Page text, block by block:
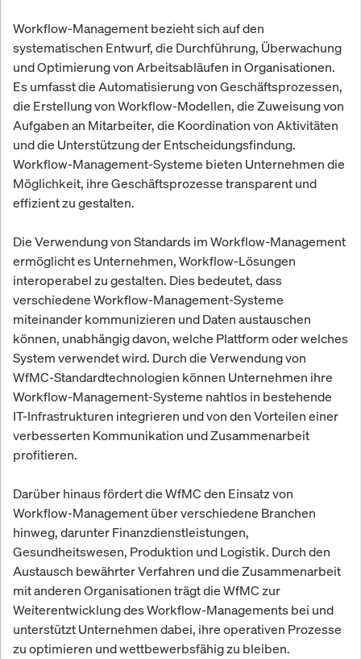
Workflow-Management bezieht sich auf den
systematischen Entwurf, die Durchführung, Überwachung
und Optimierung von Arbeitsabläufen in Organisationen.
Es umfasst die Automatisierung von Geschäftsprozessen,
die Erstellung von Workflow-Modellen, die Zuweisung von
Aufgaben an Mitarbeiter, die Koordination von Aktivitäten
und die Unterstützung der Entscheidungsfindung.
Workflow-Management-Systeme bieten Unternehmen die
Möglichkeit, ihre Geschäftsprozesse transparent und
effizient zu gestalten.
Die Verwendung von Standards im Workflow-Management
ermöglicht es Unternehmen, Workflow-Lösungen
interoperabel zu gestalten. Dies bedeutet, dass
verschiedene Workflow-Management-Systeme
miteinander kommunizieren und Daten austauschen
können, unabhängig davon, welche Plattform oder welches
System verwendet wird. Durch die Verwendung von
WfMC-Standardtechnologien können Unternehmen ihre
Workflow-Management-Systeme nahtlos in bestehende
IT-Infrastrukturen integrieren und von den Vorteilen einer
verbesserten Kommunikation und Zusammenarbeit
profitieren.
Darüber hinaus fördert die WfMC den Einsatz von
Workflow-Management über verschiedene Branchen
hinweg, darunter Finanzdienstleistungen,
Gesundheitswesen, Produktion und Logistik. Durch den
Austausch bewährter Verfahren und die Zusammenarbeit
mit anderen Organisationen trägt die WfMC zur
Weiterentwicklung des Workflow-Managements bei und
unterstützt Unternehmen dabei, ihre operativen Prozesse
zu optimieren und wettbewerbsfähig zu bleiben.